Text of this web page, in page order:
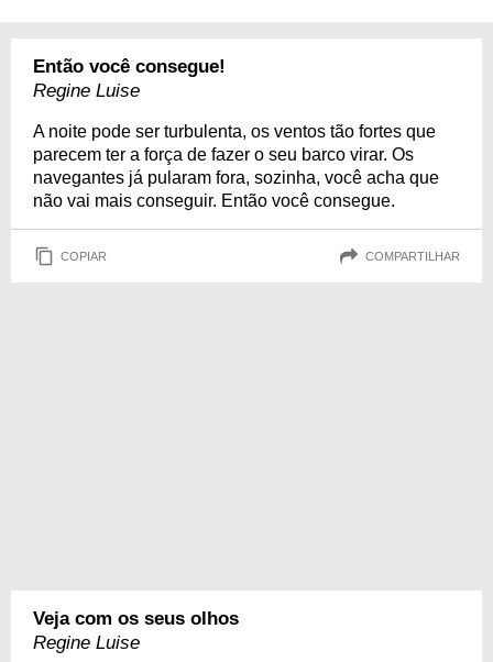
Então você consegue!
Regine Luise
A noite pode ser turbulenta, os ventos tão fortes que
parecem ter a força de fazer o seu barco virar. Os
navegantes já pularam fora, sozinha, você acha que
não vai mais conseguir. Então você consegue.
COPIAR COMPARTILHAR
Veja com os seus olhos
Regine Luise